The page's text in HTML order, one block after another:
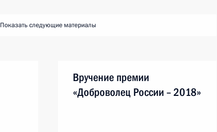
Показать следующие материалы
Вручение премии
«Доброволец России – 2018»